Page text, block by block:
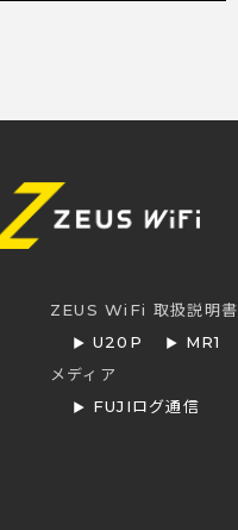
ZEUS WiFi 取扱説明書
U20P
MR1
メディア
FUJIログ通信